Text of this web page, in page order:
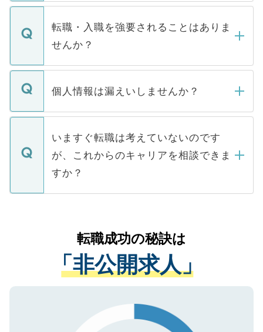
ます。通常、5営業日以内にはご連絡をせて
いただきますので、しばらくお待ちくださ
い。
マイナビDOCTORで取り扱っている求人の
うち約3割は、Webサイトからご覧いただ
けない「非公開求人」です。非公開求人は
下記の理由によって、一般には公開してい
ません。
■応募殺到を避けるため 人気のある医療機
関を公にしてしまうと、応募が殺到する場
に、医療機関が求める条件に合った人材の
みを人材紹介会社に依頼するケースが増え
ています。
転職・入職を強要されることはありま
せんか？
転職・入職を強要することは一切ありませ
ん。また、仮に応募先から内定をいただい
定を承諾する必要はありません。内定先へ
の辞退の連絡はキャリアパートナーが行い
ますので、ご安心ください。
個人情報は漏えいしませんか？
個人情報が漏えいすることはありませんの
で、ご安心ください。当サイトからの登録
などで収集したご登録者様の個人情報は、
ご本人のキャリアアップおよび転職活動の
支援を目的に使用いたします。お預かりし
ているすべての個人データはご本人の許可
は、個人情報の取り扱いについての厳密な
管理基準を満たした事業者のみに付与され
る、プライバシーマークを取得済みです。
ご登録いただいた個人情報は、SSL（デー
で、機密保持に関してもご安心ください。
いますぐ転職は考えていないのです
が、これからのキャリアを相談できま
すか？
かがいして、現在の医療機関の状況や紹介
経験をまじえながら、適切なアドバイスを
させていただきます。すぐにご転職をされ
ない方には、長期的なサポートが可能です
ので、まずはご登録ください。
転職成功の秘訣は
「非公開求人」